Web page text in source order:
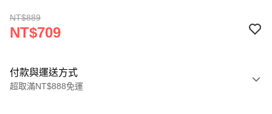
NT$889
NT$709
付款與運送方式
超取滿NT$888免運